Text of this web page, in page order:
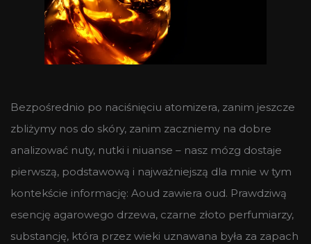
Bezpośrednio po naciśnięciu atomizera, zanim jeszcze
zbliżymy nos do skóry, zanim zaczniemy na dobre
analizować nuty, nutki i niuanse – nasz mózg dostaje
pierwszą, podstawową i najważniejszą dla mnie w tym
kontekście informację: Aoud zawiera oud. Prawdziwą
esencję agarowego drzewa, czarne złoto perfumiarzy,
substancję, która przez wieki uznawana była za zapach